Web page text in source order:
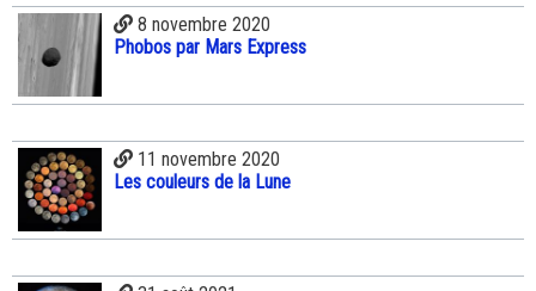
8 novembre 2020
Phobos par Mars Express
11 novembre 2020
Les couleurs de la Lune